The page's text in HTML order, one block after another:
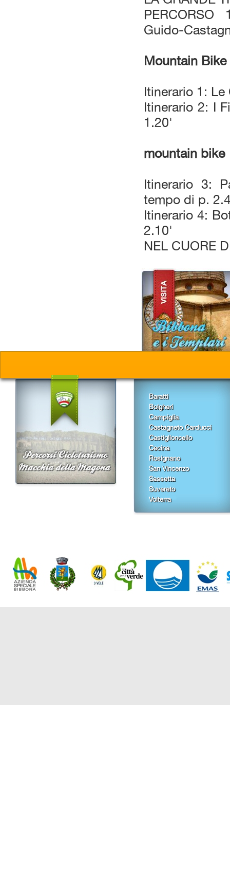
PERCORSO
Guido-
Mountain Bike
Itinerario 1:
Itinerario 2: I
1.20'
mountain bike
Itinerario 3:
tempo di p.
Itinerario 4:
2.10'
NEL CUORE
Baratti
Bolgheri
Campiglia
Castagneto Carducci
Castiglioncello
Cecina
Rosignano
San Vincenzo
Sassetta
Suvereto
Volterra